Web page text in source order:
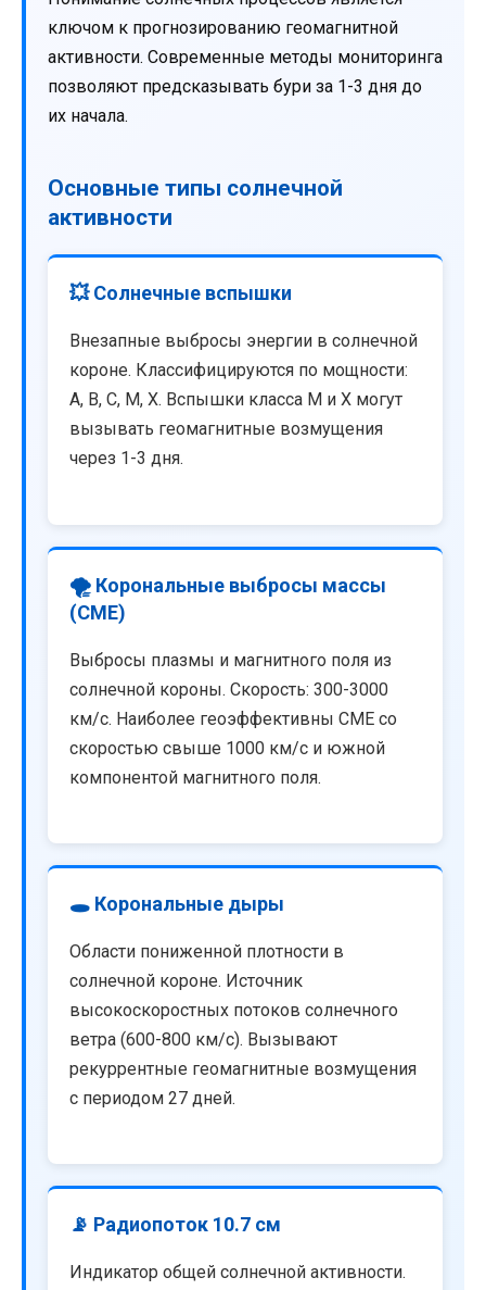
ключом к прогнозированию геомагнитной
активности. Современные методы мониторинга
позволяют предсказывать бури за 1-3 дня до
их начала.
Основные типы солнечной
активности
💥 Солнечные вспышки
Внезапные выбросы энергии в солнечной
короне. Классифицируются по мощности:
A, B, C, M, X. Вспышки класса M и X могут
вызывать геомагнитные возмущения
через 1-3 дня.
🌪️ Корональные выбросы массы
(CME)
Выбросы плазмы и магнитного поля из
солнечной короны. Скорость: 300-3000
км/с. Наиболее геоэффективны CME со
скоростью свыше 1000 км/с и южной
компонентой магнитного поля.
🕳️ Корональные дыры
Области пониженной плотности в
солнечной короне. Источник
высокоскоростных потоков солнечного
ветра (600-800 км/с). Вызывают
рекуррентные геомагнитные возмущения
с периодом 27 дней.
📡 Радиопоток 10.7 см
Индикатор общей солнечной активности.